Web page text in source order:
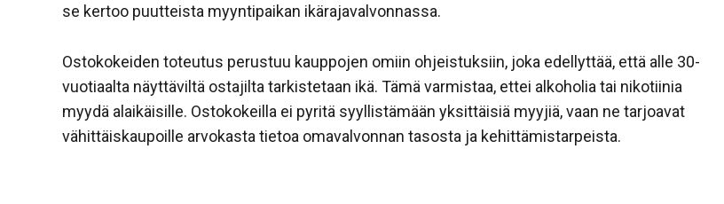
se kertoo puutteista myyntipaikan ikärajavalvonnassa.
Ostokokeiden toteutus perustuu kauppojen omiin ohjeistuksiin, joka edellyttää, että alle 30-
vuotiaalta näyttäviltä ostajilta tarkistetaan ikä. Tämä varmistaa, ettei alkoholia tai nikotiinia
myydä alaikäisille. Ostokokeilla ei pyritä syyllistämään yksittäisiä myyjiä, vaan ne tarjoavat
vähittäiskaupoille arvokasta tietoa omavalvonnan tasosta ja kehittämistarpeista.